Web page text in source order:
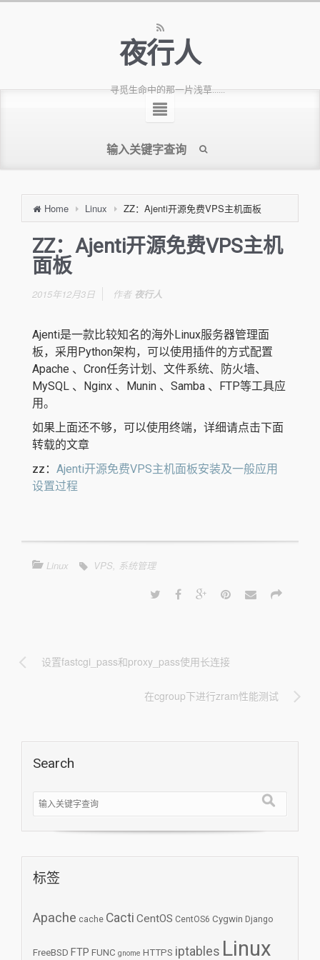
夜行人
寻觅生命中的那一片浅草......
Home Linux ZZ：Ajenti开源免费VPS主机面板
ZZ：Ajenti开源免费VPS主机
面板
2015年12月3日 作者 夜行人
Ajenti是一款比较知名的海外Linux服务器管理面
板，采用Python架构，可以使用插件的方式配置
Apache 、Cron任务计划、文件系统、防火墙、
MySQL 、Nginx 、Munin 、Samba 、FTP等工具应
用。
如果上面还不够，可以使用终端，详细请点击下面
转载的文章
zz： Ajenti开源免费VPS主机面板安装及一般应用
设置过程
Linux VPS, 系统管理
设置fastcgi_pass和proxy_pass使用长连接
在cgroup下进行zram性能测试
Search
标签
Apache cache Cacti CentOS CentOS6 Cygwin Django
FreeBSD FTP FUNC gnome HTTPS iptables Linux